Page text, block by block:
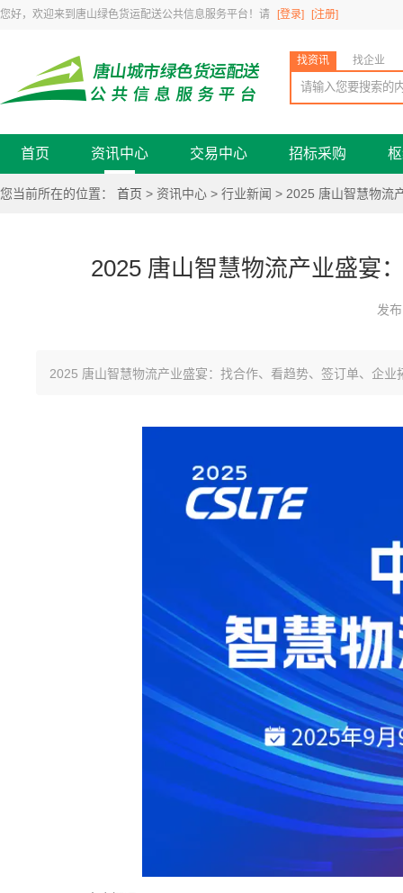
您好，欢迎来到唐山绿色货运配送公共信息服务平台！请 [登录] [注册]
找资讯 找企业
首页 资讯中心 交易中心 招标采购
您当前所在的位置： 首页 > 资讯中心 > 行业新闻 > 2025 唐山智慧物流
2025 唐山智慧物流产业盛宴
发
2025 唐山智慧物流产业盛宴：找合作、看趋势、签订单、企业